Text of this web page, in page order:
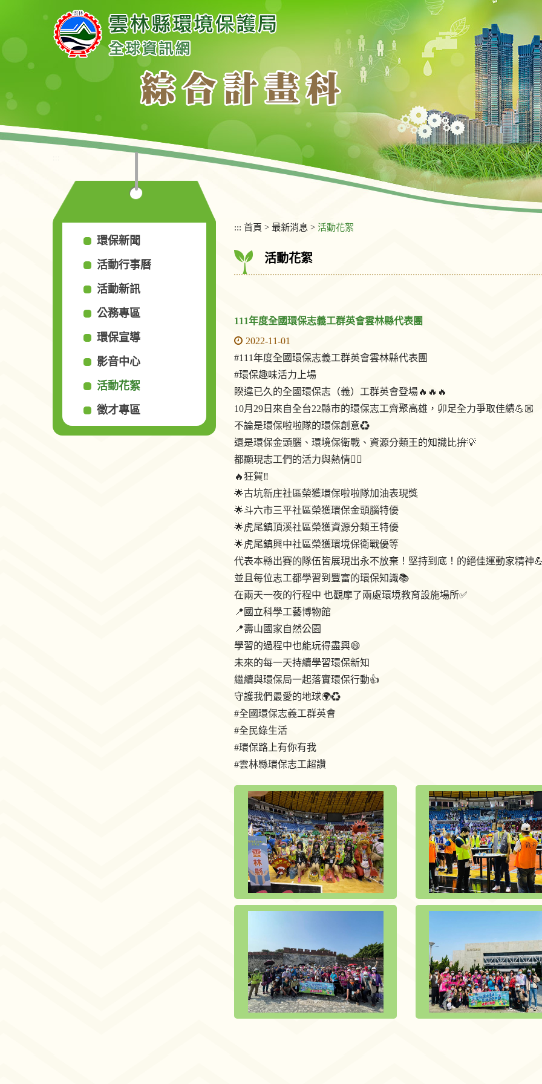
要
內
塊
:::
環保新聞
活動行事曆
活動新訊
公務專區
環保宣導
影音中心
活動花絮
徵才專區
::: 首頁 > 最新消息 > 活動花絮
活動花絮
111年度全國環保志義工群英會雲林縣代表團
2022-11-01
#111年度全國環保志義工群英會雲林縣代表團
#環保趣味活力上場
睽違已久的全國環保志（義）工群英會登場🔥🔥🔥
10月29日來自全台22縣市的環保志工齊聚高雄，卯足全力爭取佳績💪🏼
不論是環保啦啦隊的環保創意♻️
還是環保金頭腦、環境保衛戰、資源分類王的知識比拚💡
都顯現志工們的活力與熱情❤️‍🔥
🔥狂賀‼️
🌟古坑新庄社區榮獲環保啦啦隊加油表現獎
🌟斗六市三平社區榮獲環保金頭腦特優
🌟虎尾鎮頂溪社區榮獲資源分類王特優
🌟虎尾鎮興中社區榮獲環境保衛戰優等
代表本縣出賽的隊伍皆展現出永不放棄！堅持到底！的絕佳運動家精神
並且每位志工都學習到豐富的環保知識📚
在兩天一夜的行程中 也觀摩了兩處環境教育設施場所✅
📍國立科學工藝博物館
📍壽山國家自然公園
學習的過程中也能玩得盡興😄
未來的每一天持續學習環保新知
繼續與環保局一起落實環保行動👍
守護我們最愛的地球🌍♻️
#全國環保志義工群英會
#全民綠生活
#環保路上有你有我
#雲林縣環保志工超讚